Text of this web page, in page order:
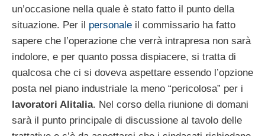
un’occasione nella quale è stato fatto il punto della
situazione. Per il personale il commissario ha fatto
sapere che l’operazione che verrà intrapresa non sarà
indolore, e per quanto possa dispiacere, si tratta di
qualcosa che ci si doveva aspettare essendo l’opzione
posta nel piano industriale la meno “pericolosa” per i
lavoratori Alitalia. Nel corso della riunione di domani
sarà il punto principale di discussione al tavolo delle